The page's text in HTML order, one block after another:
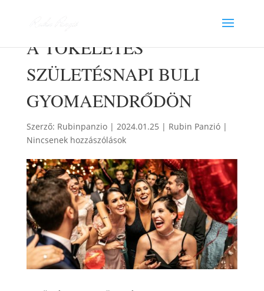
A TÖKÉLETES
SZÜLETÉSNAPI BULI
GYOMAENDRŐDÖN
Szerző: Rubinpanzio| 2024.01.25 | Rubin Panzió|
Nincsenek hozzászólások